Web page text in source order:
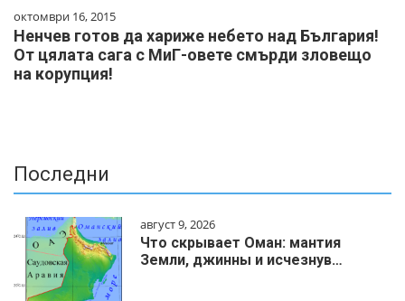
октомври 16, 2015
Ненчев готов да хариже небето над България!
От цялата сага с МиГ-овете смърди зловещо
на корупция!
Последни
август 9, 2026
Что скрывает Оман: мантия
Земли, джинны и исчезнув…